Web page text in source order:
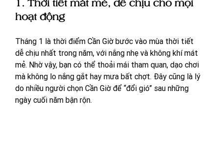
1. Thời tiết mát mẻ, dễ chịu cho mọi
hoạt động
Tháng 1 là thời điểm Cần Giờ bước vào mùa thời tiết
dễ chịu nhất trong năm, với nắng nhẹ và không khí mát
mẻ. Nhờ vậy, bạn có thể thoải mái tham quan, dạo chơi
mà không lo nắng gắt hay mưa bất chợt. Đây cũng là lý
do nhiều người chọn Cần Giờ để “đổi gió” sau những
ngày cuối năm bận rộn.